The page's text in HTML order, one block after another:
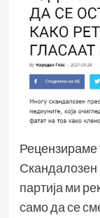
Рецензираме
Скандалозен
партија ми
само да се